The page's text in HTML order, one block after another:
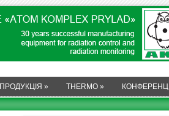
ПРОДУКЦІЯ » THERMO » КОНФЕРЕНЦІЇ